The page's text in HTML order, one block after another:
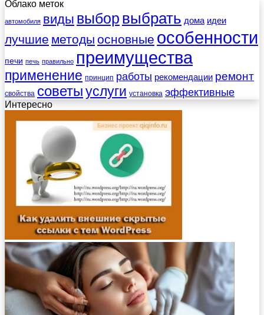
Облако меток
автомобиля виды выбор выбрать дома идеи
лучшие методы основные особенности
печи печь правильно преимущества
применение принцип работы рекомендации ремонт
свойства советыуслуги установка эффективные
Интересно